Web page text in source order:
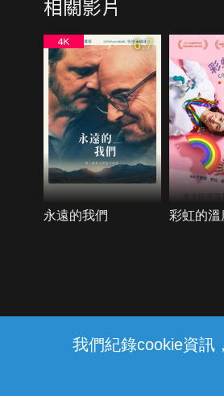
我們紀錄cookie資訊
相關影片
6.7
永遠的我們 彩虹的溫